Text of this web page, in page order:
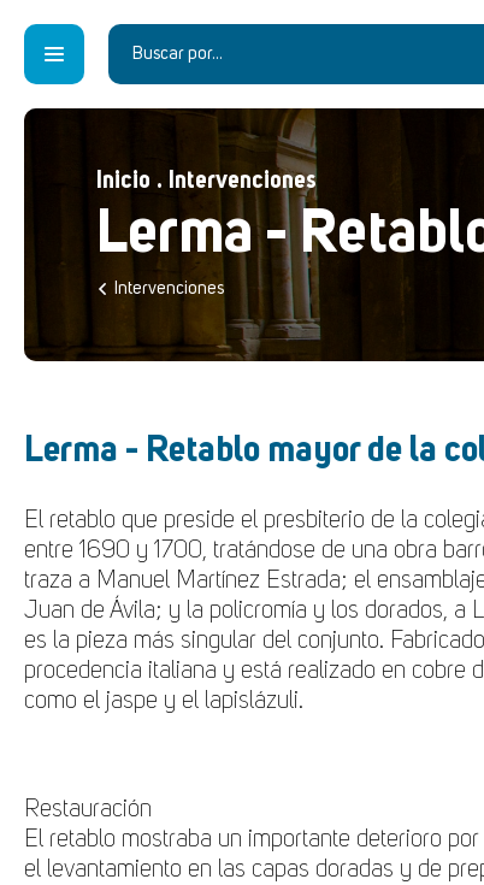
Inicio . Intervenciones
Lerma -
Intervenciones
Lerma - Retablo mayor de la
El retablo que preside el presbiterio de la
entre 1690 y 1700, tratándose de una obra
traza a Manuel Martínez Estrada; el
Juan de Ávila; y la policromía y los dorados, a
es la pieza más singular del conjunto.
procedencia italiana y está realizado en cobre
como el jaspe y el lapislázuli.
Restauración
El retablo mostraba un importante deterioro
el levantamiento en las capas doradas y de